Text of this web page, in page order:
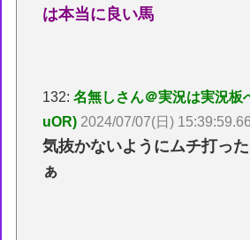
は本当に良い馬
132:名無しさん＠実況は実況板
uOR) 2024/07/07(日)
気抜かないようにムチ打っ
ぁ